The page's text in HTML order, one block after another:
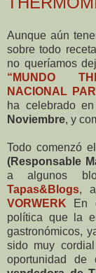
Aunque aún
sobre todo
no queríamos
“MUNDO
NACIONAL
ha celebrado en
Noviembre, y
Todo comenzó
(Responsable
a algunos
Tapas&Blogs,
VORWERK En
política que la
gastronómicos,
sido muy
oportunidad de